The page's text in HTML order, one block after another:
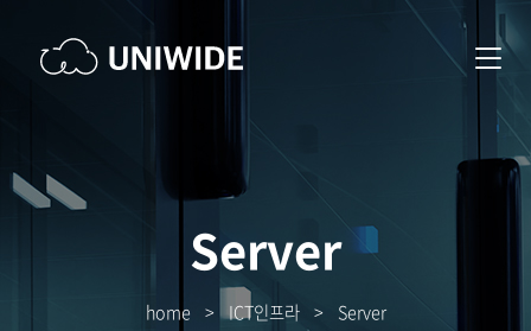
Server
home >ICT인프라> Server